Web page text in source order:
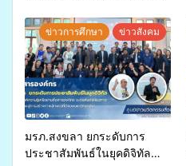
สุขภาพแก่ประชาชนในพื้นที่
อำเภอจะนะ
ข่าวการศึกษา ข่าวสังคม
มรภ.สงขลา ยกระดับการ
ประชาสัมพันธ์ในยุคดิจิทัล